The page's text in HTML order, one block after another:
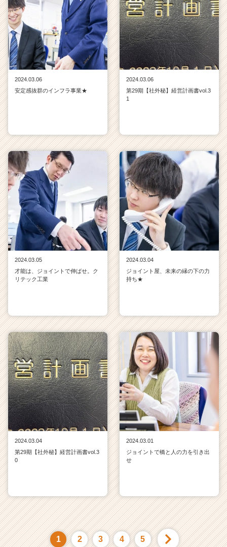
2024.03.06
安定感抜群のインフラ事業★
2024.03.06
第29期【社外秘】経営計画書vol.3
1
2024.03.05
才能は、ジョイントで伸ばせ。ク
リテック工業
2024.03.04
ジョイント屋、未来の縁の下の力
持ち★
2024.03.04
第29期【社外秘】経営計画書vol.3
0
2024.03.01
ジョイントで橋と人の力を引き出
せ
1 2 3 4 5